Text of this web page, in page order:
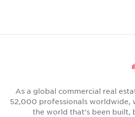
As a global commercial real
52,000 professionals worldwide,
the world that's been built,